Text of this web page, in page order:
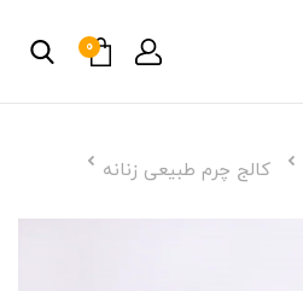
0
کالج چرم طبیعی زنانه